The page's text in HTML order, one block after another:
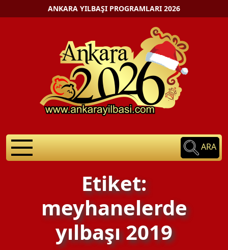
ANKARA YILBAŞI PROGRAMLARI 2026
ARA
Etiket:
meyhanelerde
yılbaşı 2019